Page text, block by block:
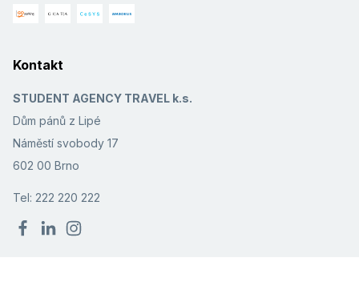
Kontakt
STUDENT AGENCY TRAVEL k.s.
Dům pánů z Lipé
Náměstí svobody 17
602 00 Brno
Tel: 222 220 222